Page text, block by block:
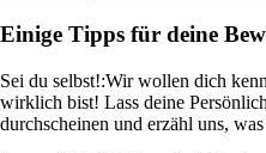
Einige Tipps für deine
Sei du selbst!:Wir wollen dich
wirklich bist! Lass deine
durchscheinen und erzähl uns,